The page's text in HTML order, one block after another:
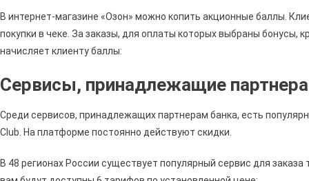
В интернет-магазине «Озон» можно копить акционные баллы.
покупки в чеке. За заказы, для оплаты которых выбраны бонусы,
начисляет клиенту баллы:
Сервисы, принадлежащие
Среди сервисов, принадлежащих партнерам банка, есть
Club. На платформе постоянно действуют скидки.
В 48 регионах России существует популярный сервис для